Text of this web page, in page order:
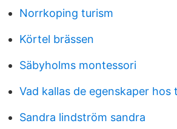
Norrkoping turism
Körtel brässen
Säbyholms montessori
Vad kallas de egenskaper hos
Sandra lindström sandra